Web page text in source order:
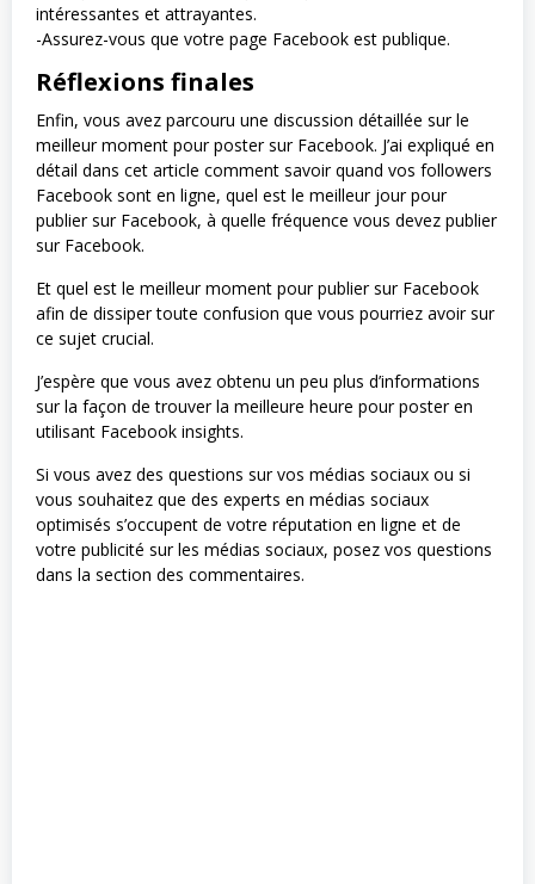
intéressantes et attrayantes.
-Assurez-vous que votre page Facebook est publique.
Réflexions finales
Enfin, vous avez parcouru une discussion détaillée sur le
meilleur moment pour poster sur Facebook. J’ai expliqué en
détail dans cet article comment savoir quand vos followers
Facebook sont en ligne, quel est le meilleur jour pour
publier sur Facebook, à quelle fréquence vous devez publier
sur Facebook.
Et quel est le meilleur moment pour publier sur Facebook
afin de dissiper toute confusion que vous pourriez avoir sur
ce sujet crucial.
J’espère que vous avez obtenu un peu plus d’informations
sur la façon de trouver la meilleure heure pour poster en
utilisant Facebook insights.
Si vous avez des questions sur vos médias sociaux ou si
vous souhaitez que des experts en médias sociaux
optimisés s’occupent de votre réputation en ligne et de
votre publicité sur les médias sociaux, posez vos questions
dans la section des commentaires.